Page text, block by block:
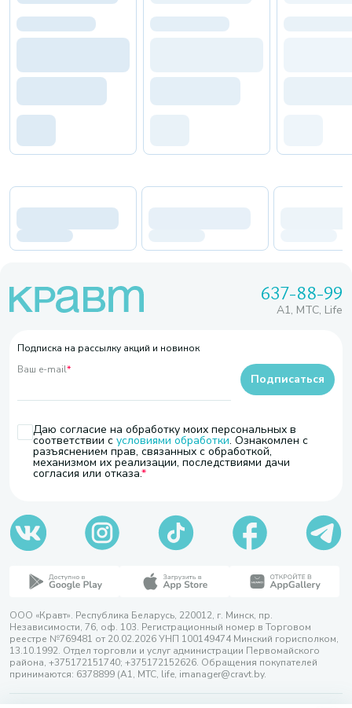
637-88-99
A1, МТС, Life
Подписка на рассылку акций и новинок
Ваш e-mail*
Даю согласие на обработку моих персональных в
соответствии с условиями обработки. Ознакомлен с
разъяснением прав, связанных с обработкой,
механизмом их реализации, последствиями дачи
согласия или отказа.
Подписаться
ООО «Кравт». Республика Беларусь, 220012, г. Минск, пр.
Независимости, 76, оф. 103. Регистрационный номер в Торговом
реестре №769481 от 20.02.2026 УНП 100149474 Минский горисполком,
13.10.1992. Отдел торговли и услуг администрации Первомайского
района, +375172151740; +375172152626. Обращения покупателей
принимаются: 6378899 (А1, МТС, life, imanager@cravt.by.